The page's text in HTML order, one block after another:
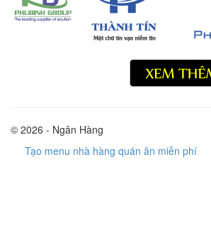
© 2026 - Ngân Hàng
Tạo menu nhà hàng quán ăn miễn phí